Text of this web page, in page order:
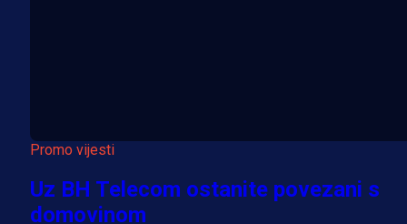
Promo vijesti
Uz BH Telecom ostanite povezani s
domovinom